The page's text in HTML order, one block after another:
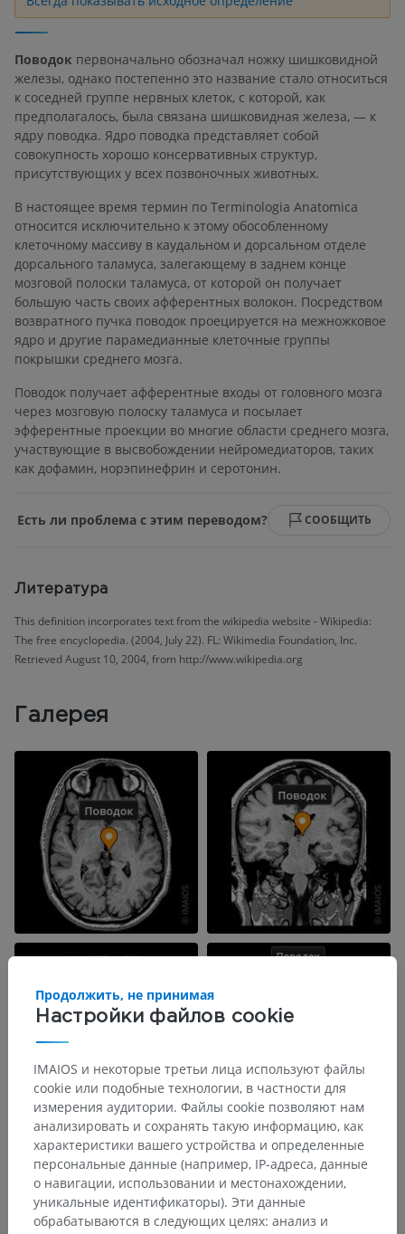
Поводок первоначально обозначал ножку шишковидной
железы, однако постепенно это название стало относиться
к соседней группе нервных клеток, с которой, как
предполагалось, была связана шишковидная железа, — к
ядру поводка. Ядро поводка представляет собой
совокупность хорошо консервативных структур,
присутствующих у всех позвоночных животных.
В настоящее время термин по Terminologia Anatomica
относится исключительно к этому обособленному
клеточному массиву в каудальном и дорсальном отделе
дорсального таламуса, залегающему в заднем конце
мозговой полоски таламуса, от которой он получает
большую часть своих афферентных волокон. Посредством
возвратного пучка поводок проецируется на межножковое
ядро и другие парамедианные клеточные группы
покрышки среднего мозга.
Поводок получает афферентные входы от головного мозга
через мозговую полоску таламуса и посылает
эфферентные проекции во многие области среднего мозга,
участвующие в высвобождении нейромедиаторов, таких
как дофамин, норэпинефрин и серотонин.
Есть ли проблема с этим переводом? СООБЩИТЬ
Литература
This definition incorporates text from the wikipedia website - Wikipedia:
The free encyclopedia. (2004, July 22). FL: Wikimedia Foundation, Inc.
Retrieved August 10, 2004, from http://www.wikipedia.org
Галерея
Настройки файлов cookie
Продолжить, не принимая
IMAIOS и некоторые третьи лица используют файлы
cookie или подобные технологии, в частности для
измерения аудитории. Файлы cookie позволяют нам
анализировать и сохранять такую информацию, как
характеристики вашего устройства и определенные
персональные данные (например, IP-адреса, данные
о навигации, использовании и местонахождении,
уникальные идентификаторы). Эти данные
обрабатываются в следующих целях: анализ и